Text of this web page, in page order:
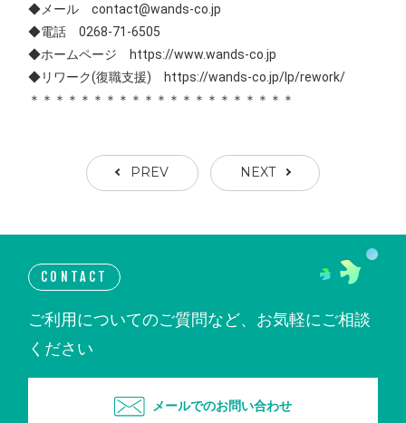
◆メール contact@wands-co.jp
◆電話 0268-71-6505
◆ホームページ https://www.wands-co.jp
◆リワーク(復職支援) https://wands-co.jp/lp/rework/
＊＊＊＊＊＊＊＊＊＊＊＊＊＊＊＊＊＊＊＊＊
PREV NEXT
CONTACT
ご利用についてのご質問など、お気軽にご相談
ください
メールでのお問い合わせ